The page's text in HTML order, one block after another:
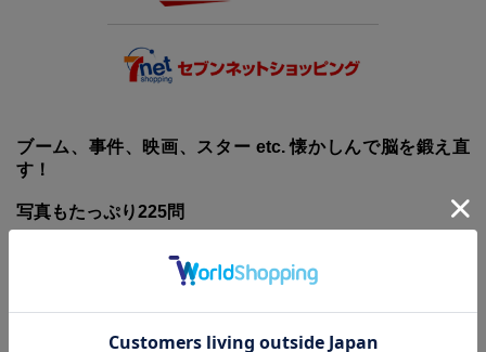
ブーム、事件、映画、スター etc. 懐かしんで脳を鍛え直
す！
写真もたっぷり225問
昭和55年ごろの原宿の歩行者天国
「○○○族」？